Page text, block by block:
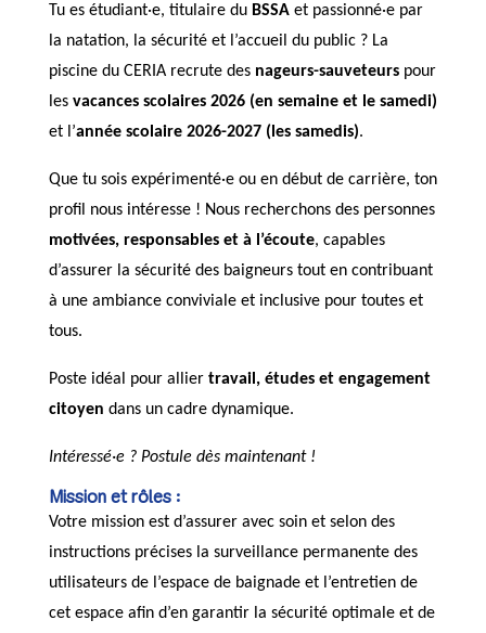
Tu es étudiant·e, titulaire du BSSAet passionné·e par
la natation, la sécurité et l’accueil du public ? La
piscine du CERIA recrute des nageurs-sauveteurspour
les vacances scolaires 2026 (en semaine et le samedi)
et l’année scolaire 2026-2027 (les samedis).
Que tu sois expérimenté·e ou en début de carrière, ton
profil nous intéresse ! Nous recherchons des personnes
motivées, responsables et à l’écoute, capables
d’assurer la sécurité des baigneurs tout en contribuant
à une ambiance conviviale et inclusive pour toutes et
tous.
Poste idéal pour allier travail, études et engagement
citoyen dans un cadre dynamique.
Intéressé·e ? Postule dès maintenant !
Mission et rôles :
Votre mission est d’assurer avec soin et selon des
instructions précises la surveillance permanente des
utilisateurs de l’espace de baignade et l’entretien de
cet espace afin d’en garantir la sécurité optimale et de